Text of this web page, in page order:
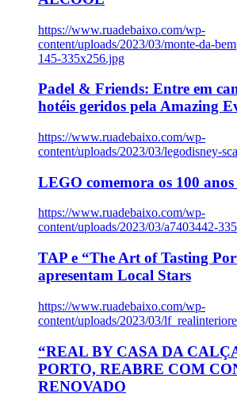
https://www.ruadebaixo.com/wp-
content/uploads/2023/03/monte-da-
145-335x256.jpg
Padel & Friends: Entre em
hotéis geridos pela Amazing
https://www.ruadebaixo.com/wp-
content/uploads/2023/03/legodisney-
LEGO comemora os 100
https://www.ruadebaixo.com/wp-
content/uploads/2023/03/a7403442-
TAP e “The Art of Tasting
apresentam Local Stars
https://www.ruadebaixo.com/wp-
content/uploads/2023/03/
“REAL BY CASA DA
PORTO, REABRE COM
RENOVADO